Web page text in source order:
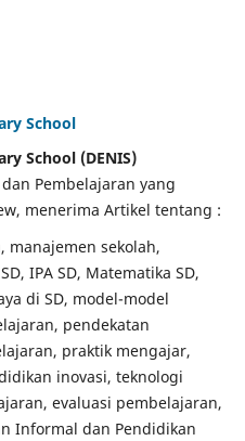
School
School (DENIS)
Pembelajaran yang
menerima Artikel tentang :
manajemen sekolah,
IPA SD, Matematika SD,
di SD, model-model
pendekatan
praktik mengajar,
inovasi, teknologi
evaluasi pembelajaran,
Informal dan Pendidikan